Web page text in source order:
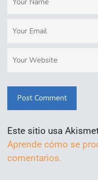
Post Comment
Este sitio usa
Aprende cómo se
comentarios.